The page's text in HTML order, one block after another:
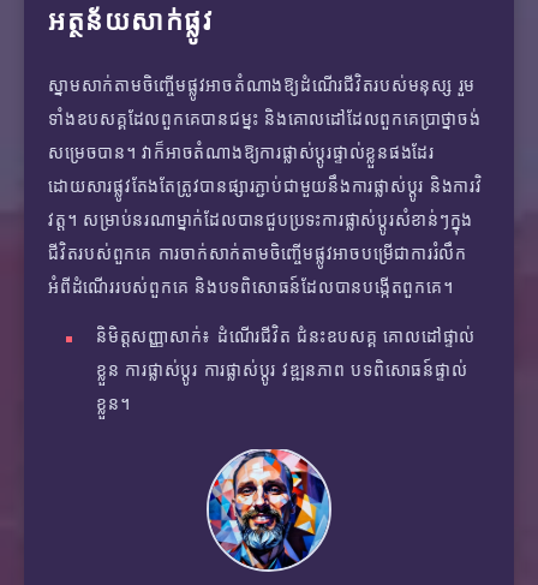
អត្ថន័យសាក់ផ្លូវ
ស្នាមសាក់តាមចិញ្ចើមផ្លូវអាចតំណាងឱ្យដំណើរជីវិតរបស់មនុស្ស រួម
ទាំងឧបសគ្គដែលពួកគេបានជម្នះ និងគោលដៅដែលពួកគេប្រាថ្នាចង់
សម្រេចបាន។ វាក៏អាចតំណាងឱ្យការផ្លាស់ប្តូរផ្ទាល់ខ្លួនផងដែរ
ដោយសារផ្លូវតែងតែត្រូវបានផ្សារភ្ជាប់ជាមួយនឹងការផ្លាស់ប្តូរ និងការវិ
វត្ត។ សម្រាប់នរណាម្នាក់ដែលបានជួបប្រទះការផ្លាស់ប្តូរសំខាន់ៗក្នុង
ជីវិតរបស់ពួកគេ ការចាក់សាក់តាមចិញ្ចើមផ្លូវអាចបម្រើជាការរំលឹក
អំពីដំណើររបស់ពួកគេ និងបទពិសោធន៍ដែលបានបង្កើតពួកគេ។
និមិត្តសញ្ញាសាក់៖ ដំណើរជីវិត ជំនះឧបសគ្គ គោលដៅផ្ទាល់
ខ្លួន ការផ្លាស់ប្តូរ ការផ្លាស់ប្តូរ វឌ្ឍនភាព បទពិសោធន៍ផ្ទាល់
ខ្លួន។